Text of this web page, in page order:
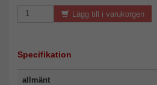
Lägg till i varukorgen
Specifikation
allmänt